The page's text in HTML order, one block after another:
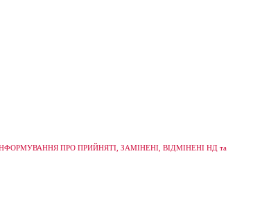
ПРО ПРИЙНЯТІ, ЗАМІНЕНІ, ВІДМІНЕНІ НД та